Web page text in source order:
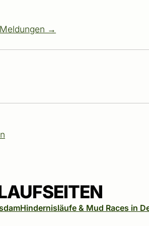
→
Hindernisläufe & Mud Races in